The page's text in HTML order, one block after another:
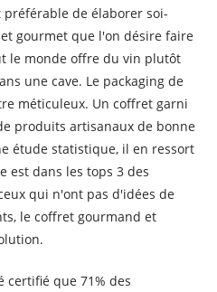
de élaborer soi-
gourmet que l'on désire faire
le monde offre du vin plutôt
une cave. Le packaging de
méticuleux. Un coffret garni
produits artisanaux de bonne
étude statistique, il en ressort
est dans les tops 3 des
qui n'ont pas d'idées de
le coffret gourmand et
certifié que 71% des